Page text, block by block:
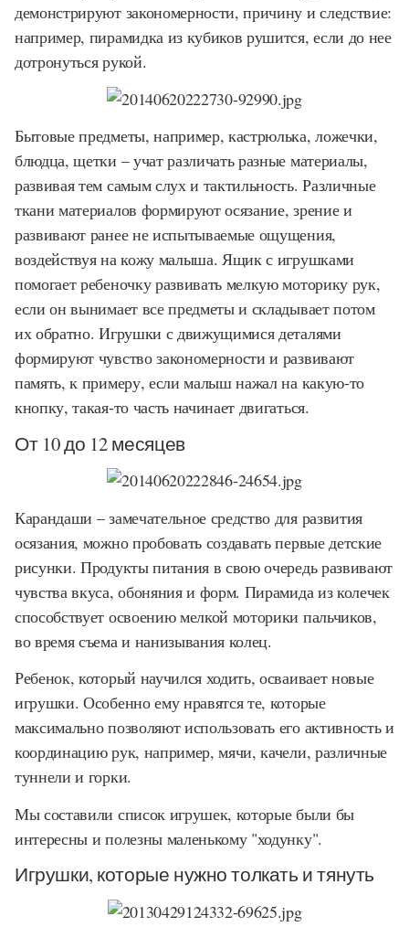
демонстрируют закономерности, причину и следствие:
например, пирамидка из кубиков рушится, если до нее
дотронуться рукой.
Бытовые предметы, например, кастрюлька, ложечки,
блюдца, щетки – учат различать разные материалы,
развивая тем самым слух и тактильность. Различные
ткани материалов формируют осязание, зрение и
развивают ранее не испытываемые ощущения,
воздействуя на кожу малыша. Ящик с игрушками
помогает ребеночку развивать мелкую моторику рук,
если он вынимает все предметы и складывает потом
их обратно. Игрушки с движущимися деталями
формируют чувство закономерности и развивают
память, к примеру, если малыш нажал на какую-то
кнопку, такая-то часть начинает двигаться.
От 10 до 12 месяцев
Карандаши – замечательное средство для развития
осязания, можно пробовать создавать первые детские
рисунки. Продукты питания в свою очередь развивают
чувства вкуса, обоняния и форм. Пирамида из колечек
способствует освоению мелкой моторики пальчиков,
во время съема и нанизывания колец.
Ребенок, который научился ходить, осваивает новые
игрушки. Особенно ему нравятся те, которые
максимально позволяют использовать его активность и
координацию рук, например, мячи, качели, различные
туннели и горки.
Мы составили список игрушек, которые были бы
интересны и полезны маленькому "ходунку".
Игрушки, которые нужно толкать и тянуть